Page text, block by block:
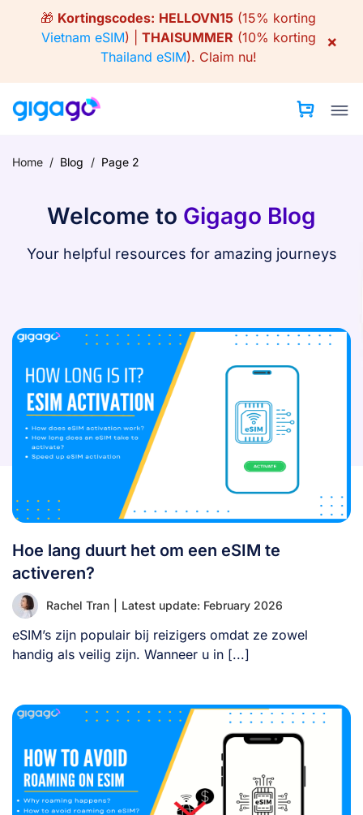
🎁 Kortingscodes: HELLOVN15 (15% korting
Vietnam eSIM) | THAISUMMER (10% korting
Thailand eSIM). Claim nu!
×
Home / Blog / Page 2
Welcome to Gigago Blog
Your helpful resources for amazing journeys
Hoe lang duurt het om een eSIM te
activeren?
Rachel Tran Latest update: February 2026
eSIM’s zijn populair bij reizigers omdat ze zowel
handig als veilig zijn. Wanneer u in [...]